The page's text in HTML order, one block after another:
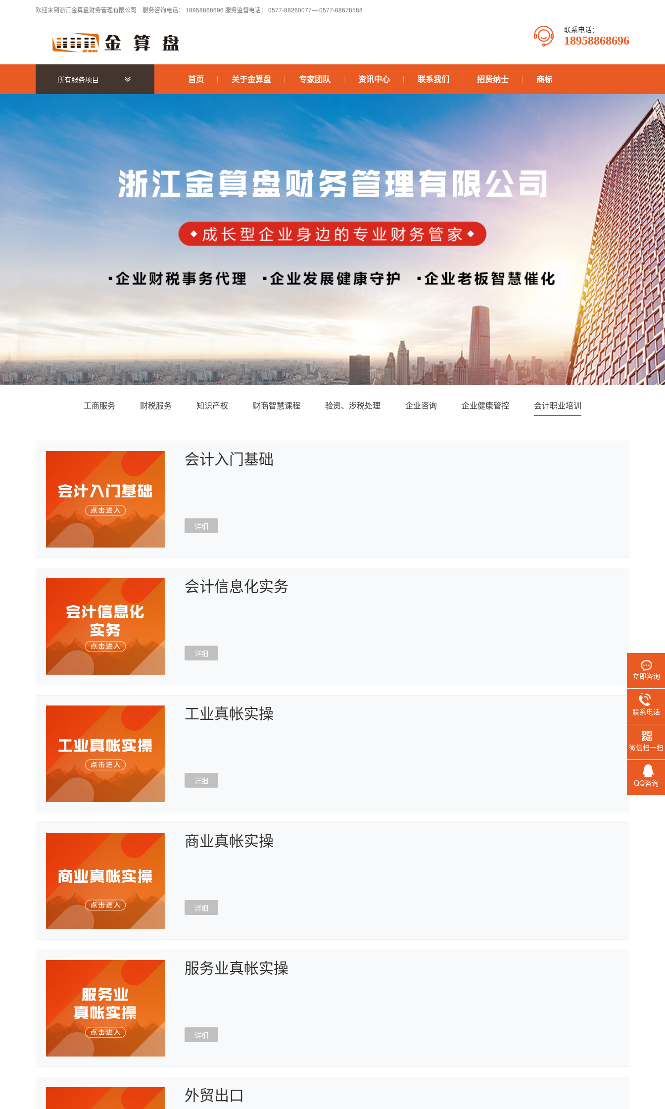
欢迎来到浙江金算盘财务管理有限公司 服务咨询电话： 18958868696 服务监督电话： 0577-88260077— 0577-88678588
联系电话：
18958868696
所有服务项目 首页 关于金算盘 专家团队 资讯中心 联系我们 招贤纳士 商标
工商服务 财税服务 知识产权 财商智慧课程 验资、涉税处理 企业咨询 企业健康管控 会计职业培训
会计入门基础
详细
会计信息化实务
详细
工业真帐实操
详细
商业真帐实操
详细
服务业真帐实操
详细
外贸出口
立即咨询
联系电话
微信扫一扫
QQ咨询